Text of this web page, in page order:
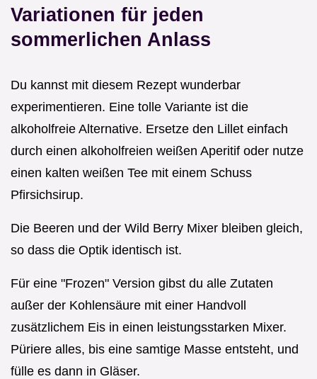
Variationen für jeden
sommerlichen Anlass
Du kannst mit diesem Rezept wunderbar
experimentieren. Eine tolle Variante ist die
alkoholfreie Alternative. Ersetze den Lillet einfach
durch einen alkoholfreien weißen Aperitif oder nutze
einen kalten weißen Tee mit einem Schuss
Pfirsichsirup.
Die Beeren und der Wild Berry Mixer bleiben gleich,
so dass die Optik identisch ist.
Für eine "Frozen" Version gibst du alle Zutaten
außer der Kohlensäure mit einer Handvoll
zusätzlichem Eis in einen leistungsstarken Mixer.
Püriere alles, bis eine samtige Masse entsteht, und
fülle es dann in Gläser.